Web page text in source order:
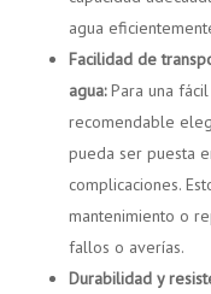
agua
Facilidad de
agua:Para una
recomendable
pueda ser puesta
complicaciones.
mantenimiento o
fallos o averías.
Durabilidad y